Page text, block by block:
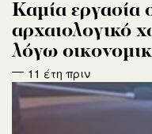
Καμία εργασία
αρχαιολογικό
λόγω
11 έτη πριν